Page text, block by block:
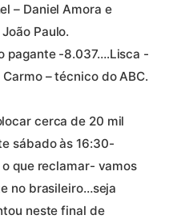
– Daniel Amora e
Paulo.
pagante -8.037….Lisca -
– técnico do ABC.
cerca de 20 mil
sábado às 16:30-
que reclamar- vamos
no brasileiro…seja
neste final de